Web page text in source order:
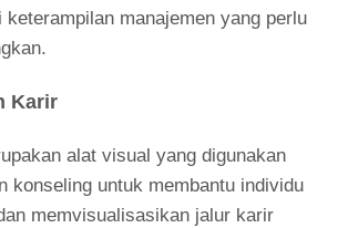
keterampilan manajemen yang perlu
Karir
alat visual yang digunakan
konseling untuk membantu individu
memvisualisasikan jalur karir